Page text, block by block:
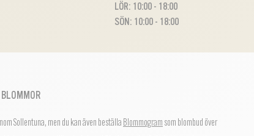
LÖR: 10:00 - 18:00
SÖN: 10:00 - 18:00
Sollentuna, men du kan även beställa Blommogram som blombud över